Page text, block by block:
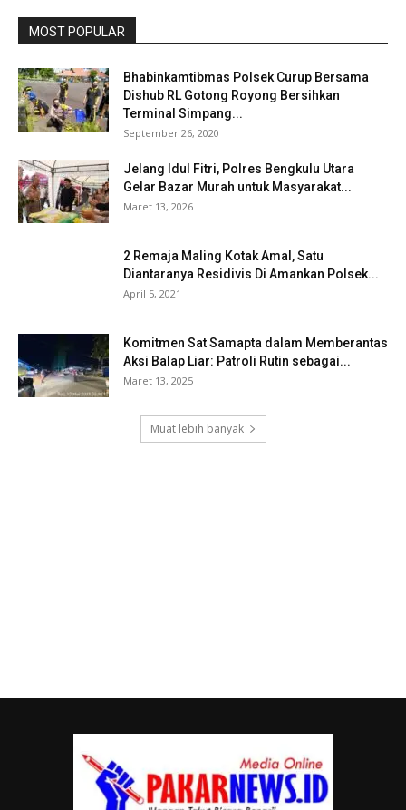
MOST POPULAR
Bhabinkamtibmas Polsek Curup Bersama
Dishub RL Gotong Royong Bersihkan
Terminal Simpang...
September 26, 2020
Jelang Idul Fitri, Polres Bengkulu Utara
Gelar Bazar Murah untuk Masyarakat...
Maret 13, 2026
2 Remaja Maling Kotak Amal, Satu
Diantaranya Residivis Di Amankan Polsek...
April 5, 2021
Komitmen Sat Samapta dalam Memberantas
Aksi Balap Liar: Patroli Rutin sebagai...
Maret 13, 2025
Muat lebih banyak